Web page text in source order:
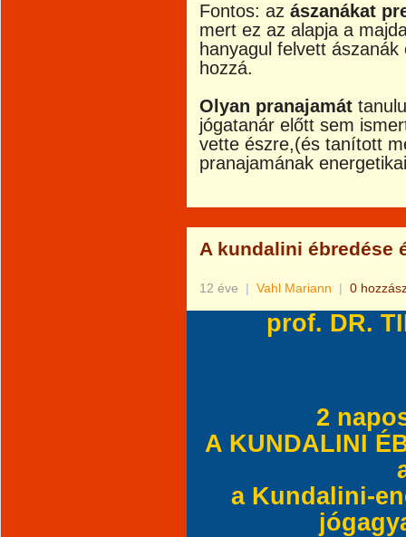
Fontos: az ászanákat
mert ez az alapja a
hanyagul felvett
hozzá.
Olyan pranajamát
jógatanár előtt sem
vette észre,(és tanított
pranajamának
A kundalini ébredése
12 éve | Vahl Mariann | 0
prof. DR.
2
A KUNDALINI
a Kundalini-